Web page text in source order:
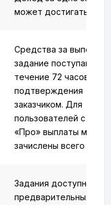
может достигать 7
Средства за
задание поступают в
течение 72 часов
подтверждения
заказчиком. Для
пользователей с
«Про» выплаты могут
зачислены всего за 2
Задания доступны без
предварительных